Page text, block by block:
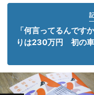
「何言ってるんです
りは230万円 初の車